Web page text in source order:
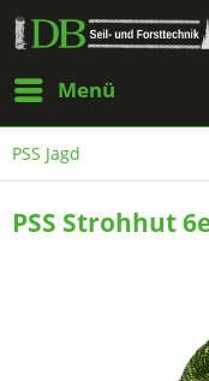
Menü
PSS Jagd
PSS Strohhut